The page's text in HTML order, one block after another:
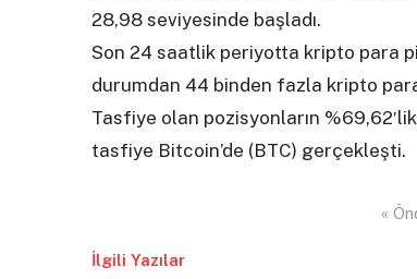
28,98 seviyesinde başladı.
Son 24 saatlik periyotta kripto para
durumdan 44 binden fazla kripto para
Tasfiye olan pozisyonların
tasfiye Bitcoin’de (BTC) gerçekleşti.
«
İlgili Yazılar